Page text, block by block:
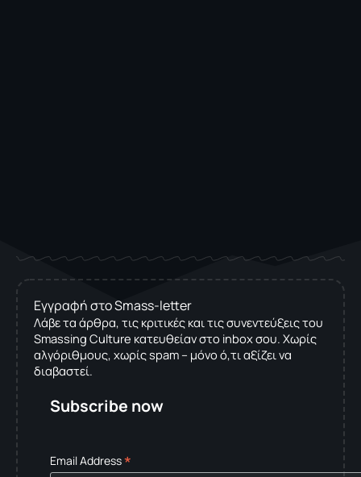
Εγγραφή στο Smass-letter
Λάβε τα άρθρα, τις κριτικές και τις συνεντεύξεις του
Smassing Culture κατευθείαν στο inbox σου. Χωρίς
αλγόριθμους, χωρίς spam – μόνο ό,τι αξίζει να
διαβαστεί.
Subscribe now
Email Address*